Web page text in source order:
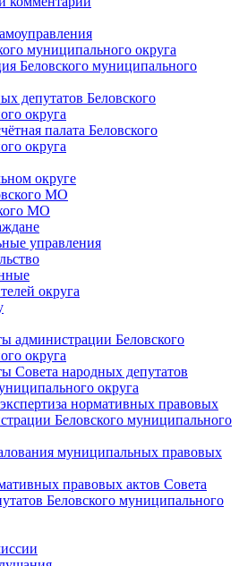
муниципального округа
Беловского муниципального
депутатов Беловского
округа
палата Беловского
округа
округе
МО
МО
управления
округа
администрации Беловского
округа
Совета народных депутатов
округа
нормативных правовых
Беловского муниципального
муниципальных правовых
правовых актов Совета
Беловского муниципального